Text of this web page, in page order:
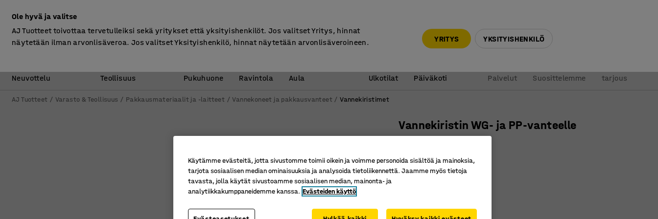
Neuvottelu
Teollisuus
Pukuhuone Ravintola
Aula
Ulkotilat
Päiväkoti
Palvelut Suosittelemme
tarjous
AJ Tuotteet Varasto & Teollisuus Pakkausmateriaalit ja -laitteet Vannekoneet ja pakkausvanteet Vannekiristimet
Vannekiristin WG- ja PP-vanteelle
Vankkarakenteinen
Venyttää ja leikkaa
93,00 €
Ole hyvä ja valitse
AJ Tuotteet toivottaa tervetulleiksi sekä yritykset että yksityishenkilöt. Jos valitset Yritys, hinnat
näytetään ilman arvonlisäveroa. Jos valitset Yksityishenkilö, hinnat näytetään arvonlisäveroineen.
YRITYS YKSITYISHENKILÖ
Käytämme evästeitä, jotta sivustomme toimii oikein ja voimme personoida sisältöä ja mainoksia,
tarjota sosiaalisen median ominaisuuksia ja analysoida tietoliikennettä. Jaamme myös tietoja
tavasta, jolla käytät sivustoamme sosiaalisen median, mainonta- ja
analytiikkakumppaneidemme kanssa. Evästeiden käyttö